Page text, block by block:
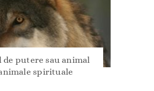
putere sau animal
spirituale